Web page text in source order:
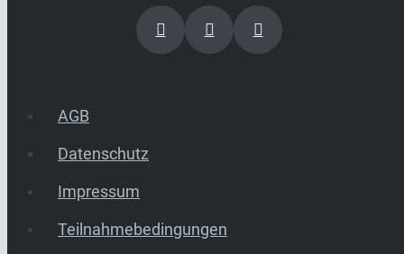
AGB
Datenschutz
Impressum
Teilnahmebedingungen